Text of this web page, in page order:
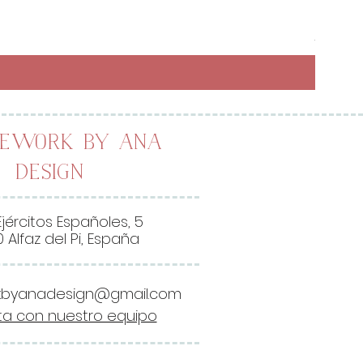
26,00
2
,
0
by Ana
Design
Españoles, 5
Alfaz del Pi, España
con nuestro equipo